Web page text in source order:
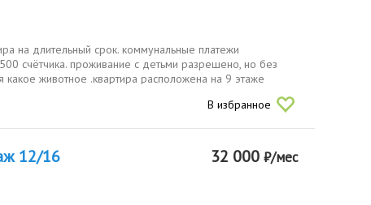
на длительный срок. коммунальные платежи
счётчика. проживание с детьми разрешено, но без
животное .квартира расположена на 9 этаже
В избранное
12/16 32 000 ₽/мес